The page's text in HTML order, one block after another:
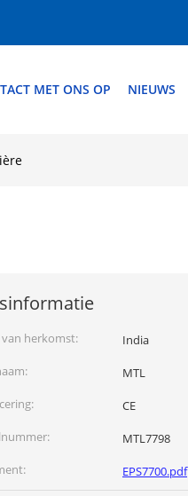
MET ONS OP NIEUWS
van herkomst:
India
MTL
CE
MTL7798
EPS7700.pdf